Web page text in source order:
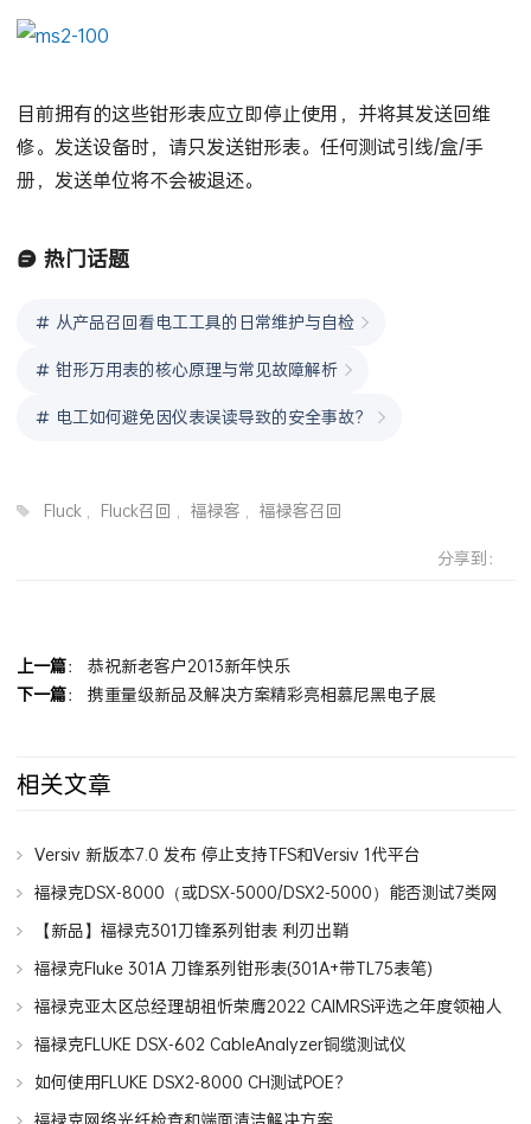
目前拥有的这些钳形表应立即停止使用，并将其发送回维
修。发送设备时，请只发送钳形表。任何测试引线/盒/手
册，发送单位将不会被退还。
热门话题
从产品召回看电工工具的日常维护与自检
钳形万用表的核心原理与常见故障解析
电工如何避免因仪表误读导致的安全事故？
Fluck, Fluck召回 , 福禄客 , 福禄客召回
分享到：
上一篇： 恭祝新老客户2013新年快乐
下一篇： 携重量级新品及解决方案精彩亮相慕尼黑电子展
相关文章
Versiv 新版本7.0 发布 停止支持TFS和Versiv 1代平台
福禄克DSX-8000（或DSX-5000/DSX2-5000）能否测试7类网
线7A类网线？
【新品】福禄克301刀锋系列钳表 利刃出鞘
福禄克Fluke 301A 刀锋系列钳形表(301A+带TL75表笔)
福禄克亚太区总经理胡祖忻荣膺2022 CAIMRS评选之年度领袖人
福禄克FLUKE DSX-602 CableAnalyzer铜缆测试仪
如何使用FLUKE DSX2-8000 CH测试POE？